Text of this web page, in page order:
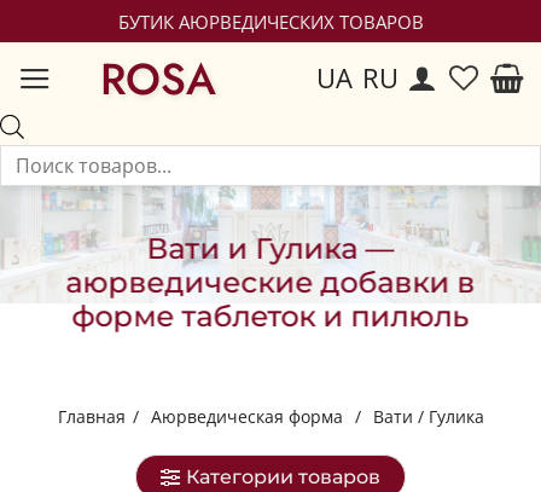
БУТИК АЮРВЕДИЧЕСКИХ ТОВАРОВ
ROSA UA RU
Вати и Гулика —
аюрведические добавки в
форме таблеток и пилюль
Главная / Аюрведическая форма / Вати / Гулика
Категории товаров